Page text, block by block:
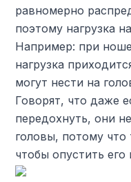
равномерно
поэтому нагрузка
Например: при
нагрузка
могут нести на
Говорят, что даже
передохнуть, они
головы, потому что
чтобы опустить его